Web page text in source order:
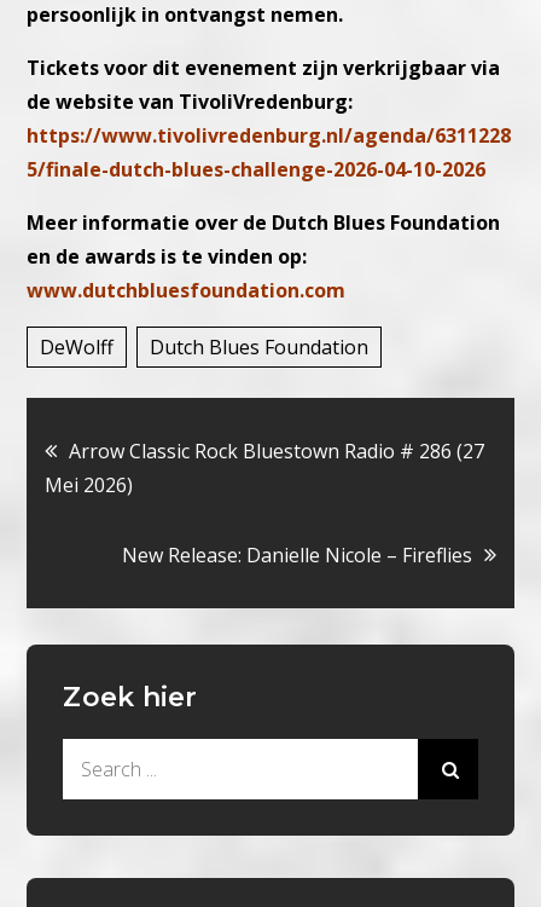
persoonlijk in ontvangst nemen.
Tickets voor dit evenement zijn verkrijgbaar via
de website van TivoliVredenburg:
https://www.tivolivredenburg.nl/agenda/6311228
5/finale-dutch-blues-challenge-2026-04-10-2026
Meer informatie over de Dutch Blues Foundation
en de awards is te vinden op:
www.dutchbluesfoundation.com
DeWolff Dutch Blues Foundation
Bericht
navigatie
Arrow Classic Rock Bluestown Radio # 286 (27
Mei 2026)
New Release: Danielle Nicole – Fireflies
Zoek hier